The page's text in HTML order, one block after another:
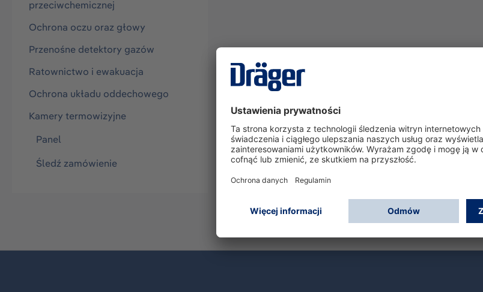
przeciwchemicznej
Ochrona oczu oraz głowy
Przenośne detektory gazów
Ratownictwo i ewakuacja
Ochrona układu oddechowego
Kamery termowizyjne
Panel
Śledź zamówienie